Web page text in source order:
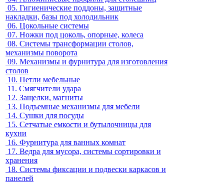
05. Гигиенические поддоны, защитные
накладки, базы под холодильник
06. Цокольные системы
07. Ножки под цоколь, опорные, колеса
08. Системы трансформации столов,
механизмы поворота
09. Механизмы и фурнитура для изготовления
столов
10. Петли мебельные
11. Смягчители удара
12. Защелки, магниты
13. Подъемные механизмы для мебели
14. Сушки для посуды
15. Сетчатые емкости и бутылочницы для
кухни
16. Фурнитура для ванных комнат
17. Ведра для мусора, системы сортировки и
хранения
18. Системы фиксации и подвески каркасов и
панелей